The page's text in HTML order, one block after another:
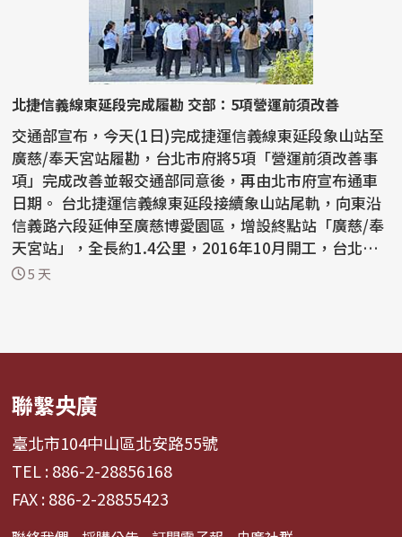
北捷信義線東延段完成履勘 交部：5項營運前須改善
交通部宣布，今天(1日)完成捷運信義線東延段象山站至
廣慈/奉天宮站履勘，台北市府將5項「營運前須改善事
項」完成改善並報交通部同意後，再由北市府宣布通車
日期。 台北捷運信義線東延段接續象山站尾軌，向東沿
信義路六段延伸至廣慈博愛園區，增設終點站「廣慈/奉
天宮站」，全長約1.4公里，2016年10月開工，台北市
長...5 天
聯繫央廣
臺北市104中山區北安路55號
TEL : 886-2-28856168
FAX : 886-2-28855423